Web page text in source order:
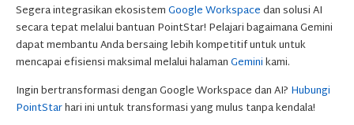
Segera integrasikan ekosistemGoogle Workspacedan solusi AI
secara tepat melalui bantuan PointStar! Pelajari bagaimana Gemini
dapat membantu Anda bersaing lebih kompetitif untuk untuk
mencapai efisiensi maksimal melalui halamanGeminikami.
Ingin bertransformasi dengan Google Workspace dan AI? Hubungi
PointStarhari ini untuk transformasi yang mulus tanpa kendala!